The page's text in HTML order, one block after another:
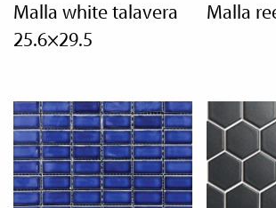
malla white talavera
25.6×29.5
malla